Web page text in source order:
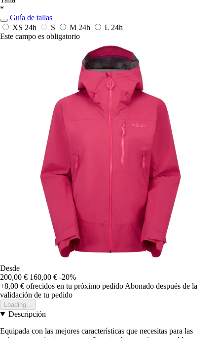
*
Guía de tallas
XS 24h S M 24h L 24h
Este campo es obligatorio
Desde
200,00 € 160,00 € -20%
+8,00 € ofrecidos en tu próximo pedido Abonado después de la
validación de tu pedido
Loading...
Descripción
Equipada con las mejores características que necesitas para las